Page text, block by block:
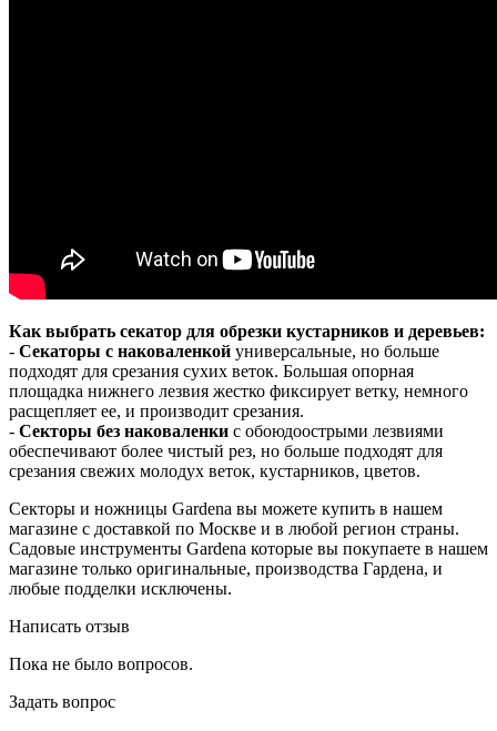
Как выбрать секатор для обрезки кустарников и деревьев:
- Секаторы с наковаленкой универсальные, но больше
подходят для срезания сухих веток. Большая опорная
площадка нижнего лезвия жестко фиксирует ветку, немного
расщепляет ее, и производит срезания.
- Секторы без наковаленки с обоюдоострыми лезвиями
обеспечивают более чистый рез, но больше подходят для
срезания свежих молодух веток, кустарников, цветов.
Секторы и ножницы Gardena вы можете купить в нашем
магазине с доставкой по Москве и в любой регион страны.
Садовые инструменты Gardena которые вы покупаете в нашем
магазине только оригинальные, производства Гардена, и
любые подделки исключены.
Написать отзыв
Пока не было вопросов.
Задать вопрос